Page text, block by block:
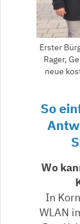
Erster
Rager,
neue
So
Wo
In
WLAN